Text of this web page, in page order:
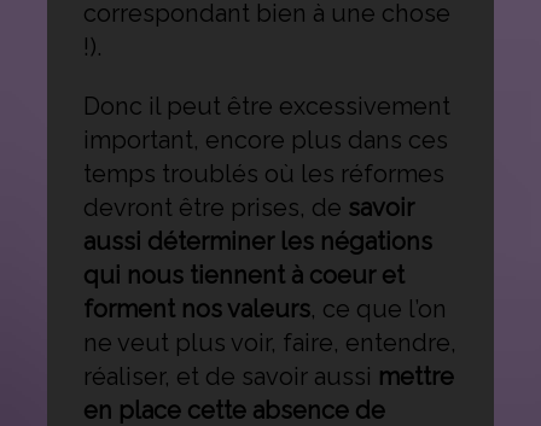
correspondant bien à une chose
!).
Donc il peut être excessivement
important, encore plus dans ces
temps troublés où les réformes
devront être prises, de savoir
aussi déterminer les négations
qui nous tiennent à coeur et
forment nos valeurs, ce que l’on
ne veut plus voir, faire, entendre,
réaliser, et de savoir aussi mettre
en place cette absence de